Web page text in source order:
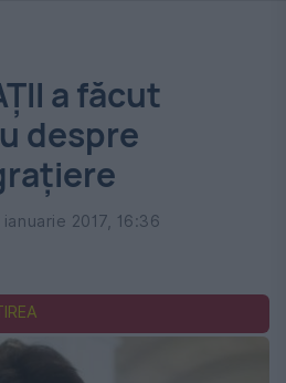
a făcut
despre
ianuarie 2017, 16:36